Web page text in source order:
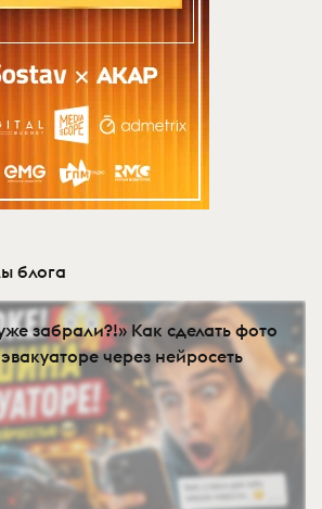
блога
забрали?!» Как сделать фото
через нейросеть